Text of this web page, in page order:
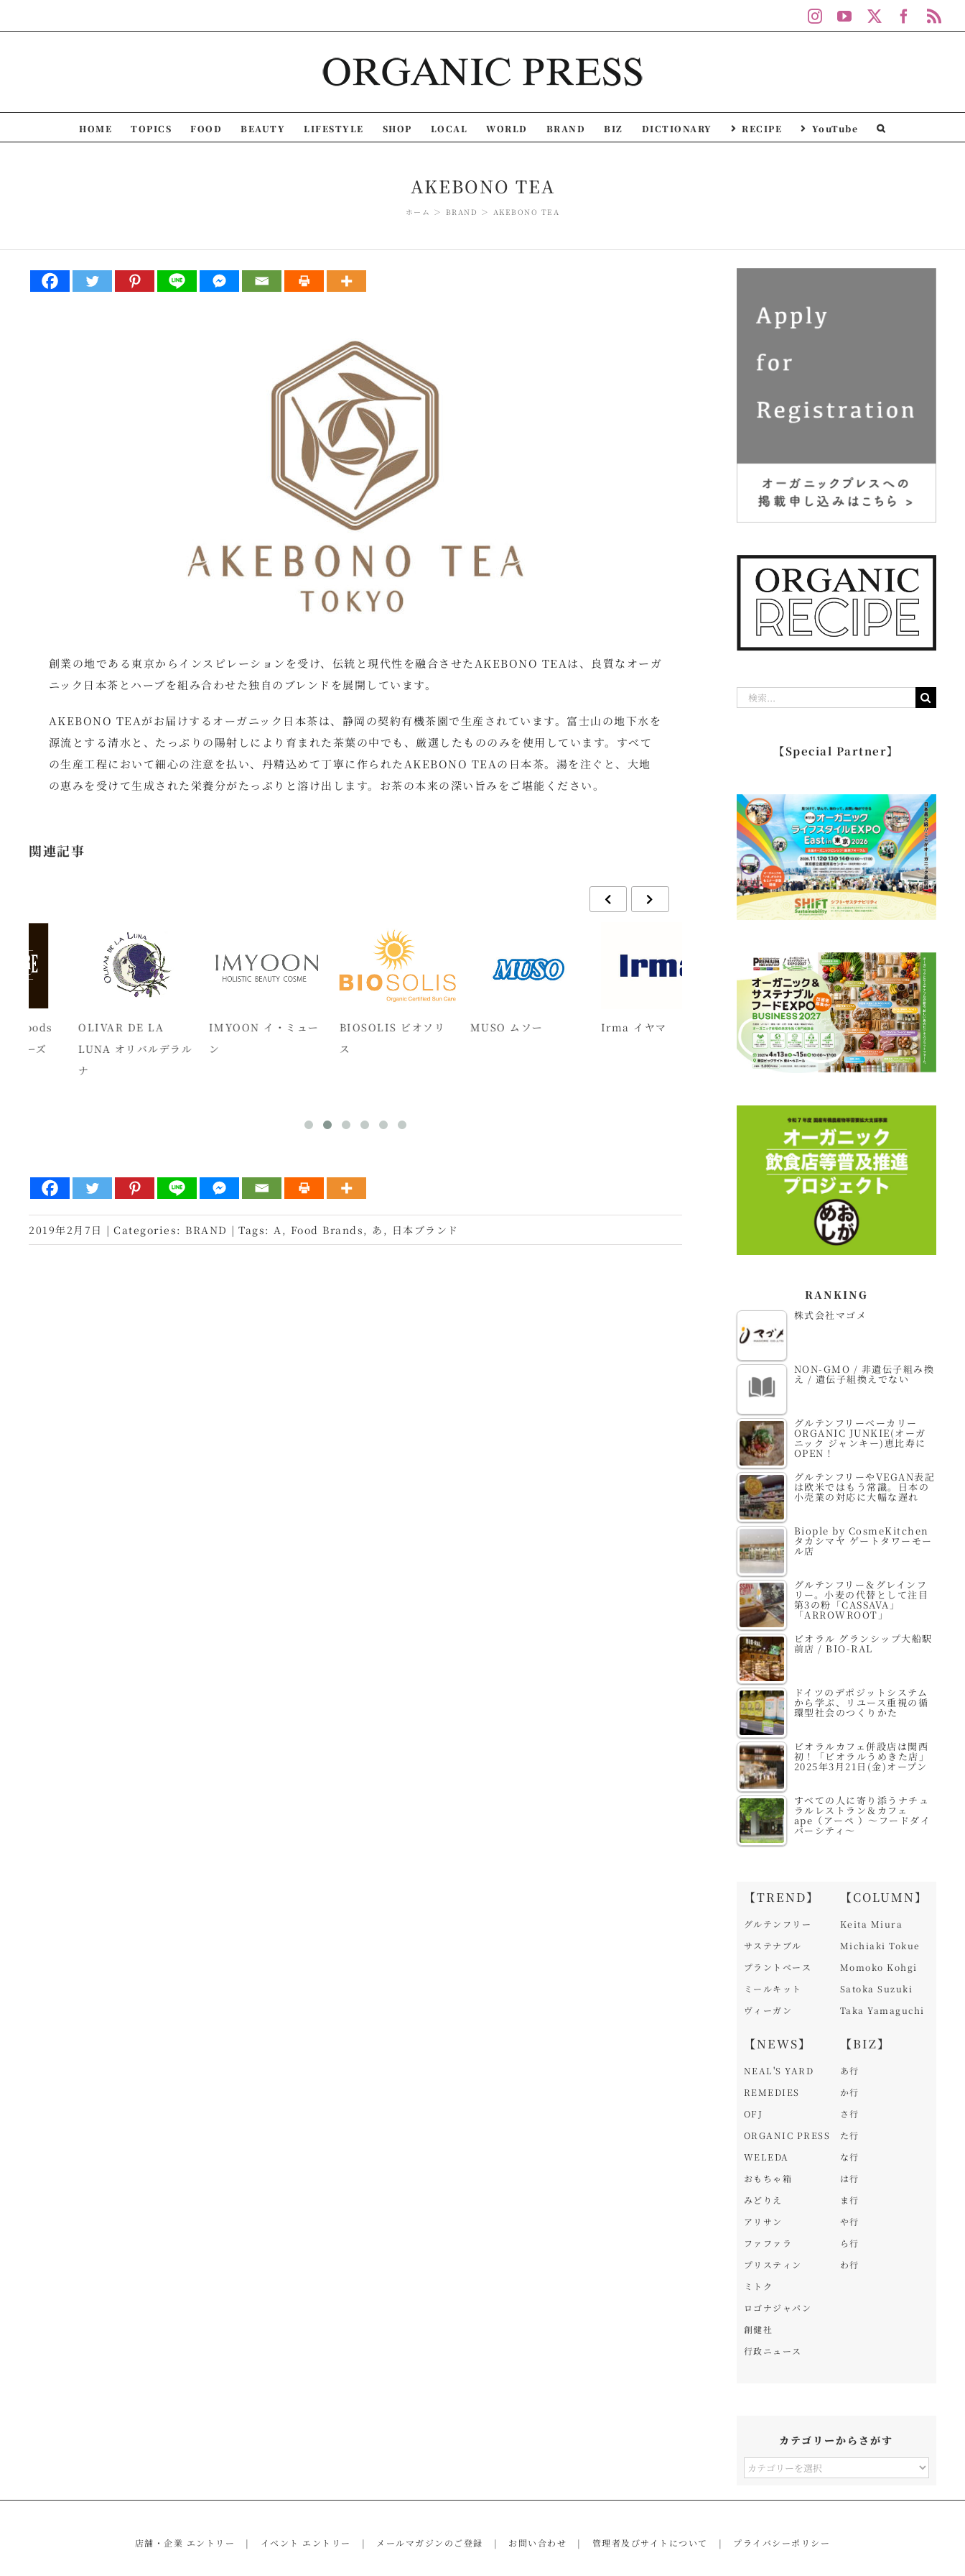
to
InstagramYouTube
HOME TOPICS FOOD BEAUTY LIFESTYLE SHOP LOCAL WORLD BRAND BIZ DICTIONARY RECIPE YouTube
AKEBONO TEA
ホーム BRAND AKEBONO TEA
創業の地である東京からインスピレーションを受け、伝統と現代性を融合させたAKEBONO TEAは、良質なオーガ
ニック日本茶とハーブを組み合わせた独自のブレンドを展開しています。
AKEBONO TEAがお届けするオーガニック日本茶は、静岡の契約有機茶園で生産されています。富士山の地下水を
源流とする清水と、たっぷりの陽射しにより育まれた茶葉の中でも、厳選したもののみを使用しています。すべて
の生産工程において細心の注意を払い、丹精込めて丁寧に作られたAKEBONO TEAの日本茶。湯を注ぐと、大地
の恵みを受けて生成された栄養分がたっぷりと溶け出します。お茶の本来の深い旨みをご堪能ください。
関連記事
OLIVAR DE LA
LUNA オリバルデラル
IMYOON イ・ミュー
ン
BIOSOLIS ビオソリ
MUSO ムソー Irma イヤマ
Kialla Pure Foods
キアラピュアフーズ
OLIVAR DE LA
LUNA オリバルデラル
ナ
2019年2月7日 | Categories:BRAND | Tags:A, Food Brands, あ , 日本ブランド
【Special Partner】
RANKING
株式会社マゴメ
NON-GMO / 非遺伝子組み換
え / 遺伝子組換えでない
グルテンフリーベーカリー
ORGANIC JUNKIE(オーガ
ニック ジャンキー)恵比寿に
OPEN！
グルテンフリーやVEGAN表記
は欧米ではもう常識。日本の
小売業の対応に大幅な遅れ
Biople by CosmeKitchen
タカシマヤ ゲートタワーモー
ル店
グルテンフリー＆グレインフ
リー。小麦の代替として注目
第3の粉「CASSAVA」
「ARROWROOT」
ビオラル グランシップ大船駅
前店 / BIO-RAL
ドイツのデポジットシステム
から学ぶ、リユース重視の循
環型社会のつくりかた
ビオラルカフェ併設店は関西
初！「ビオラルうめきた店」
2025年3月21日(金)オープン
すべての人に寄り添うナチュ
ラルレストラン＆カフェ
ape（アーペ ）～フードダイ
バーシティ～
【TREND】
グルテンフリー
サステナブル
プラントベース
ミールキット
ヴィーガン
【NEWS】
NEAL'S YARD
REMEDIES
OFJ
ORGANIC PRESS
WELEDA
おもちゃ箱
みどりえ
アリサン
ファファラ
プリスティン
ミトク
ロゴナジャパン
創健社
行政ニュース
【COLUMN】
Keita Miura
Michiaki Tokue
Momoko Kohgi
Satoka Suzuki
Taka Yamaguchi
【BIZ】
あ行
か行
さ行
た行
な行
は行
ま行
や行
ら行
わ行
カテゴリーからさがす
カ
ー
店舗・企業 エントリー イベント エントリー メールマガジンのご登録 お問い合わせ 管理者及びサイトについて プライバシーポリシー